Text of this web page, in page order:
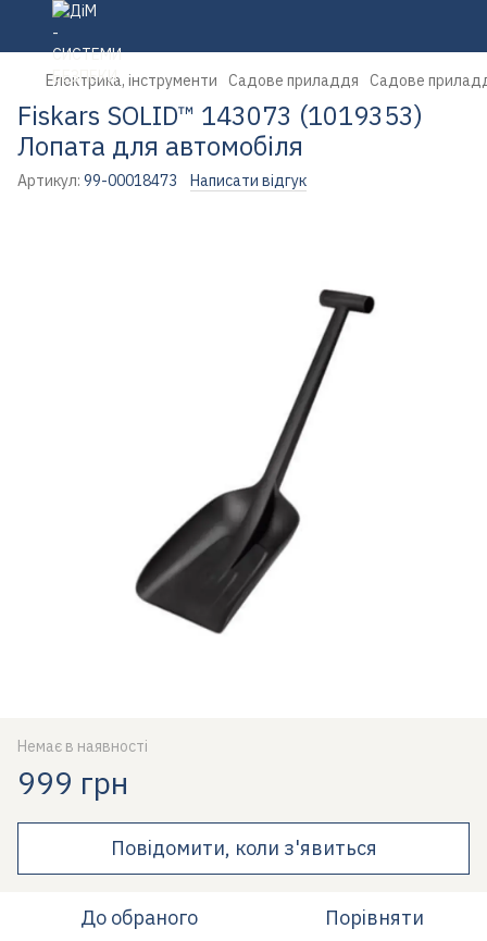
Електрика, інструменти Садове приладдя Садове
Fiskars SOLID™ 143073 (1019353)
Лопата для автомобіля
Артикул: 99-00018473 Написати відгук
Немає в наявності
999 грн
Повідомити, коли з'явиться
До обраного Порівняти